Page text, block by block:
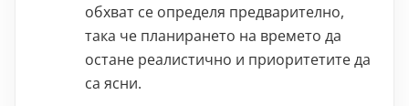
обхват се определя предварително,
така че планирането на времето да
остане реалистично и приоритетите да
са ясни.